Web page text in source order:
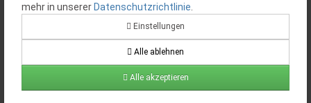
mehr in unserer Datenschutzrichtlinie
Einstellungen
Alle ablehnen
Alle akzeptieren
Verfügbarkeit:Auf Lager
BP0552
35.00€